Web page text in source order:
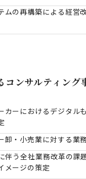
ムの再構築による経営
コンサルティング
カーにおけるデジタル
卸・小売業に対する業
伴う全社業務改革の課
メージの策定